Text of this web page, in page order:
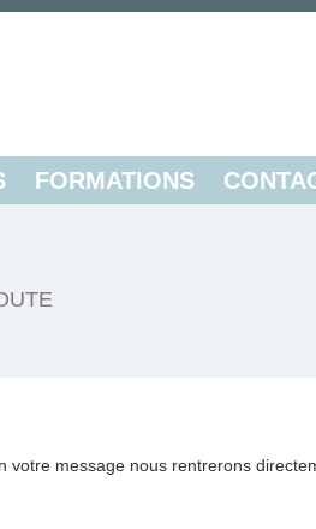
FORMATIONS
votre message nous rentrerons